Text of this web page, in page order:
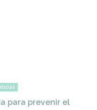
para prevenir el